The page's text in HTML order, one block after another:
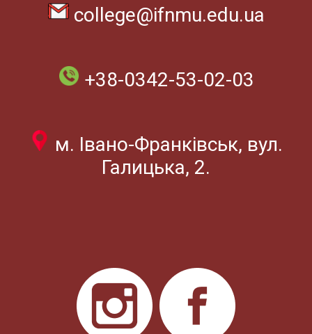
college@ifnmu.edu.ua
+38-0342-53-02-03
м. Івано-Франківськ, вул.
Галицька, 2.